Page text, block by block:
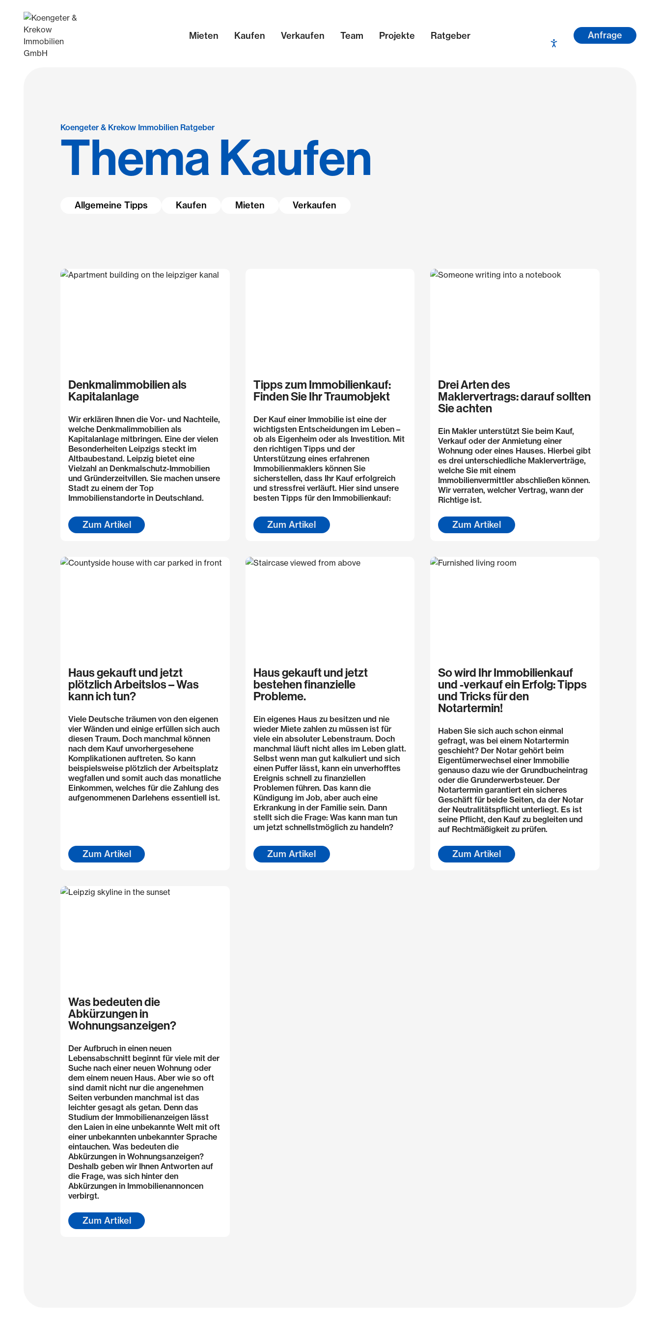
Mieten Kaufen Verkaufen Team Projekte Ratgeber Anfrage
Koengeter & Krekow Immobilien Ratgeber
Thema Kaufen
Allgemeine Tipps Kaufen Mieten Verkaufen
Denkmalimmobilien als
Kapitalanlage
Wir erklären Ihnen die Vor- und Nachteile,
welche Denkmalimmobilien als
Kapitalanlage mitbringen. Eine der vielen
Besonderheiten Leipzigs steckt im
Altbaubestand. Leipzig bietet eine
Vielzahl an Denkmalschutz-Immobilien
und Gründerzeitvillen. Sie machen unsere
Stadt zu einem der Top
Immobilienstandorte in Deutschland.
Zum Artikel
Tipps zum Immobilienkauf:
Finden Sie Ihr Traumobjekt
Der Kauf einer Immobilie ist eine der
wichtigsten Entscheidungen im Leben –
ob als Eigenheim oder als Investition. Mit
den richtigen Tipps und der
Unterstützung eines erfahrenen
Immobilienmaklers können Sie
sicherstellen, dass Ihr Kauf erfolgreich
und stressfrei verläuft. Hier sind unsere
besten Tipps für den Immobilienkauf:
Zum Artikel
Drei Arten des
Maklervertrags: darauf sollten
Sie achten
Ein Makler unterstützt Sie beim Kauf,
Verkauf oder der Anmietung einer
Wohnung oder eines Hauses. Hierbei gibt
es drei unterschiedliche Maklerverträge,
welche Sie mit einem
Immobilienvermittler abschließen können.
Wir verraten, welcher Vertrag, wann der
Richtige ist.
Zum Artikel
Haus gekauft und jetzt
plötzlich Arbeitslos – Was
kann ich tun?
Viele Deutsche träumen von den eigenen
vier Wänden und einige erfüllen sich auch
diesen Traum. Doch manchmal können
nach dem Kauf unvorhergesehene
Komplikationen auftreten. So kann
beispielsweise plötzlich der Arbeitsplatz
wegfallen und somit auch das monatliche
Einkommen, welches für die Zahlung des
aufgenommenen Darlehens essentiell ist.
Zum Artikel
Haus gekauft und jetzt
bestehen finanzielle
Probleme.
Ein eigenes Haus zu besitzen und nie
wieder Miete zahlen zu müssen ist für
viele ein absoluter Lebenstraum. Doch
manchmal läuft nicht alles im Leben glatt.
Selbst wenn man gut kalkuliert und sich
einen Puffer lässt, kann ein unverhofftes
Ereignis schnell zu finanziellen
Problemen führen. Das kann die
Kündigung im Job, aber auch eine
Erkrankung in der Familie sein. Dann
stellt sich die Frage: Was kann man tun
um jetzt schnellstmöglich zu handeln?
Zum Artikel
So wird Ihr Immobilienkauf
und -verkauf ein Erfolg: Tipps
und Tricks für den
Notartermin!
Haben Sie sich auch schon einmal
gefragt, was bei einem Notartermin
geschieht? Der Notar gehört beim
Eigentümerwechsel einer Immobilie
genauso dazu wie der Grundbucheintrag
oder die Grunderwerbsteuer. Der
Notartermin garantiert ein sicheres
Geschäft für beide Seiten, da der Notar
der Neutralitätspflicht unterliegt. Es ist
seine Pflicht, den Kauf zu begleiten und
auf Rechtmäßigkeit zu prüfen.
Zum Artikel
Was bedeuten die
Abkürzungen in
Wohnungsanzeigen?
Der Aufbruch in einen neuen
Lebensabschnitt beginnt für viele mit der
Suche nach einer neuen Wohnung oder
dem einem neuen Haus. Aber wie so oft
sind damit nicht nur die angenehmen
Seiten verbunden manchmal ist das
leichter gesagt als getan. Denn das
Studium der Immobilienanzeigen lässt
den Laien in eine unbekannte Welt mit oft
einer unbekannten unbekannter Sprache
eintauchen. Was bedeuten die
Abkürzungen in Wohnungsanzeigen?
Deshalb geben wir Ihnen Antworten auf
die Frage, was sich hinter den
Abkürzungen in Immobilienannoncen
verbirgt.
Zum Artikel